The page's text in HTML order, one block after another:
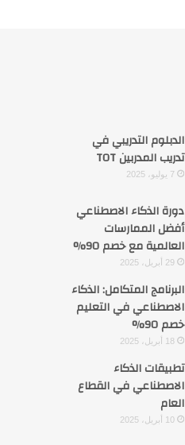
الدبلوم التدريبي في
تدريب المدربين TOT
7 يوليو، 2025
دورة الذكاء الاصطناعي
أفضل الممارسات
العالمية مع خصم 90%
29 أبريل، 2025
البرنامج المتكامل: الذكاء
الاصطناعي في التعليم
خصم 90%
18 أبريل، 2025
تطبيقات الذكاء
الاصطناعي في القطاع
العام
10 أبريل، 2025